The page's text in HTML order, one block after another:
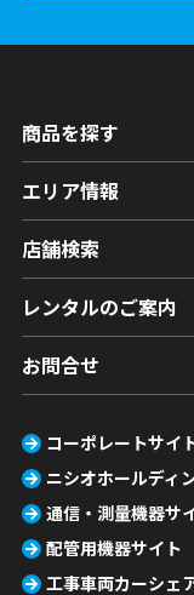
商品を探す
エリア情報
店舗検索
レンタルのご案内
お問合せ
コーポレートサイ
ニシオホールディ
通信・測量機器サ
配管用機器サイト
工事車両カーシェ